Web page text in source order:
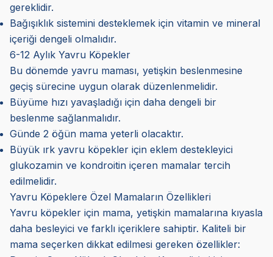
gereklidir.
Bağışıklık sistemini desteklemek için vitamin ve mineral
içeriği dengeli olmalıdır.
6-12 Aylık Yavru Köpekler
Bu dönemde yavru maması, yetişkin beslenmesine
geçiş sürecine uygun olarak düzenlenmelidir.
Büyüme hızı yavaşladığı için daha dengeli bir
beslenme sağlanmalıdır.
Günde 2 öğün mama yeterli olacaktır.
Büyük ırk yavru köpekler için eklem destekleyici
glukozamin ve kondroitin içeren mamalar tercih
edilmelidir.
Yavru Köpeklere Özel Mamaların Özellikleri
Yavru köpekler için mama, yetişkin mamalarına kıyasla
daha besleyici ve farklı içeriklere sahiptir. Kaliteli bir
mama seçerken dikkat edilmesi gereken özellikler: